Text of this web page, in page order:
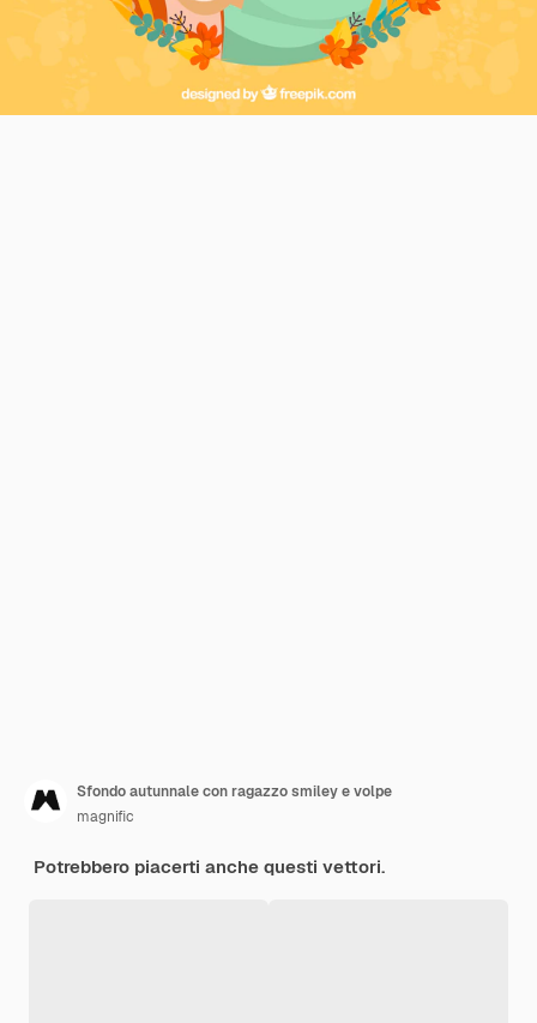
Sfondo autunnale con ragazzo smiley e volpe
magnific
Potrebbero piacerti anche questi vettori.